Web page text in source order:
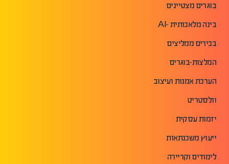
בוגרים מצטיינים
בינה מלאכותית -AI
בכירים ממליצים
המלצות-בוגרים
הערכת אמנות ועיצוב
וולסטריט
יזמות עסקית
ייעוץ משכנתאות
לימודים וקריירה